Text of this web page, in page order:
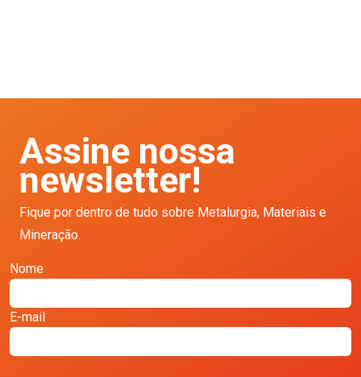
Assine nossa
newsletter!
Fique por dentro de tudo sobre Metalurgia, Materiais e
Mineração.
Nome
E-mail